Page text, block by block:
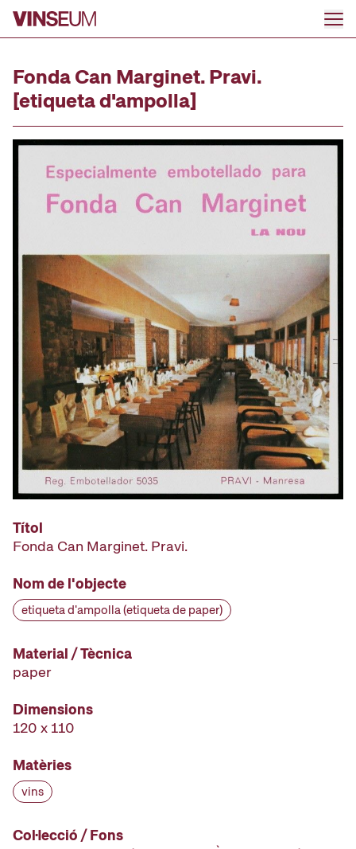
Anar al contingut
Fonda Can Marginet. Pravi.
[etiqueta d'ampolla]
Títol
Fonda Can Marginet. Pravi.
Nom de l'objecte
etiqueta d'ampolla (etiqueta de paper)
Material / Tècnica
paper
Dimensions
120 x 110
Matèries
vins
Col·lecció / Fons